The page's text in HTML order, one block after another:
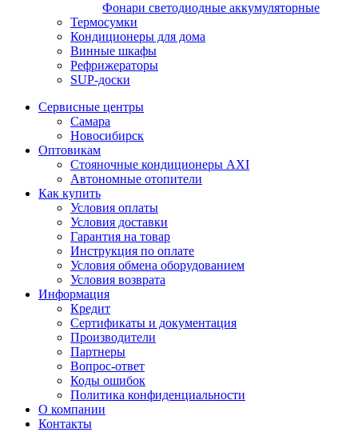
Фонари светодиодные аккумуляторные
Термосумки
Кондиционеры для дома
Винные шкафы
Рефрижераторы
SUP-доски
Сервисные центры
Самара
Новосибирск
Оптовикам
Стояночные кондиционеры AXI
Автономные отопители
Как купить
Условия оплаты
Условия доставки
Гарантия на товар
Инструкция по оплате
Условия обмена оборудованием
Условия возврата
Информация
Кредит
Сертификаты и документация
Производители
Партнеры
Вопрос-ответ
Коды ошибок
Политика конфиденциальности
О компании
Контакты